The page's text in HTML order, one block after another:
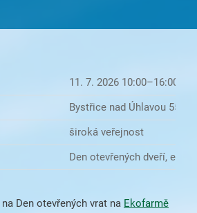
11. 7. 2026 10:00–16:00
Bystřice nad Úhlavou 55,
široká veřejnost
Den otevřených dveří,
Den otevřených vrat na Ekofarmě